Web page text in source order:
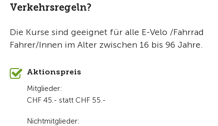
Verkehrsregeln?
Die Kurse sind geeignet für alle E-Velo /Fahrrad
Fahrer/Innen im Alter zwischen 16 bis 96 Jahre.
Aktionspreis
Mitglieder:
CHF 45.- statt CHF 55.-
Nichtmitglieder: